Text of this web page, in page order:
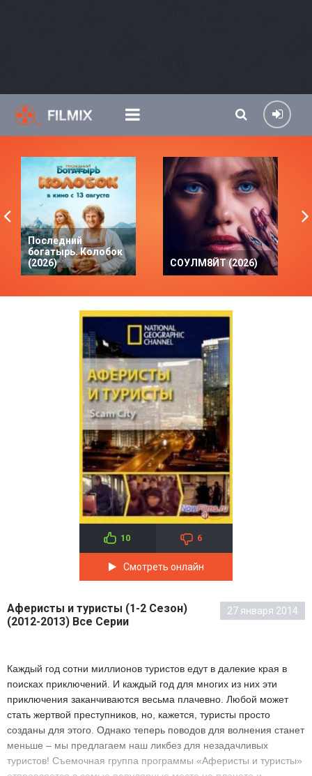
Последний
богатырь. Колобок
(2026)
СОУЛМ8ЙТ (2026)
10 6
Смотреть онлайн
Аферисты и туристы (1-2 Сезон)
(2012-2013) Все Серии
27 января 2014
Каждый год сотни миллионов туристов едут в далекие края в
поисках приключений. И каждый год для многих из них эти
приключения заканчиваются весьма плачевно. Любой может
стать жертвой преступников, но, кажется, туристы просто
созданы для этого. Однако теперь поводов для волнения станет
меньше – мы предлагаем наш ликбез для незадачливых
туристов! Съемочная группа программы «Аферисты и туристы»